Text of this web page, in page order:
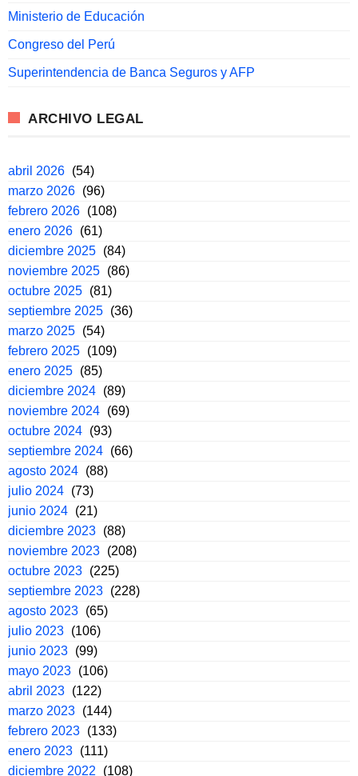
Ministerio de Educación
Congreso del Perú
Superintendencia de Banca Seguros y AFP
ARCHIVO LEGAL
abril 2026 (54)
marzo 2026 (96)
febrero 2026 (108)
enero 2026 (61)
diciembre 2025 (84)
noviembre 2025 (86)
octubre 2025 (81)
septiembre 2025 (36)
marzo 2025 (54)
febrero 2025 (109)
enero 2025 (85)
diciembre 2024 (89)
noviembre 2024 (69)
octubre 2024 (93)
septiembre 2024 (66)
agosto 2024 (88)
julio 2024 (73)
junio 2024 (21)
diciembre 2023 (88)
noviembre 2023 (208)
octubre 2023 (225)
septiembre 2023 (228)
agosto 2023 (65)
julio 2023 (106)
junio 2023 (99)
mayo 2023 (106)
abril 2023 (122)
marzo 2023 (144)
febrero 2023 (133)
enero 2023 (111)
diciembre 2022
(108)